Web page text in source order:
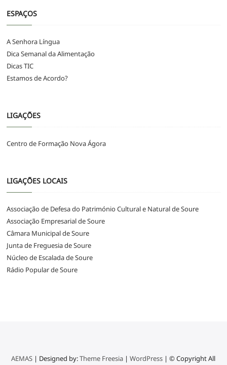
ESPAÇOS
A Senhora Língua
Dica Semanal da Alimentação
Dicas TIC
Estamos de Acordo?
LIGAÇÕES
Centro de Formação Nova Ágora
LIGAÇÕES LOCAIS
Associação de Defesa do Património Cultural e Natural de Soure
Associação Empresarial de Soure
Câmara Municipal de Soure
Junta de Freguesia de Soure
Núcleo de Escalada de Soure
Rádio Popular de Soure
AEMAS | Designed by:Theme Freesia |WordPress | © Copyright All